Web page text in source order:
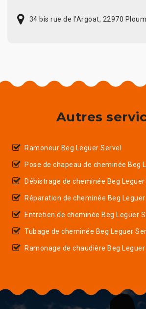
34 bis rue de l'Argoat, 22970
Autres
Ramoneur Beg Leguer Servel
Pose de chapeau de cheminée Beg
Débistrage de cheminée Beg Leguer
Réparation de cheminée Beg Leguer
Entretien de cheminée Beg Leguer
Tubage de cheminée Beg Leguer
Ramonage de chaudière Beg Leguer